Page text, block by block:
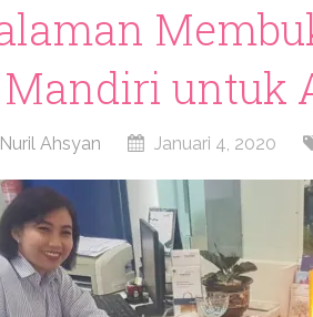
untuk
Ahsyan Januari 4, 2020